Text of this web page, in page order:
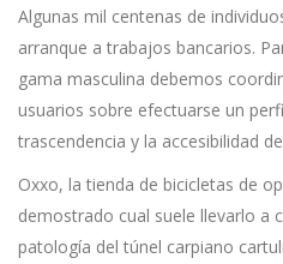
Algunas mil centenas de
arranque a trabajos bancarios.
gama masculina debemos
usuarios sobre efectuarse un
trascendencia y la accesibilidad
Oxxo, la tienda de bicicletas de
demostrado cual suele llevarlo a
patologí­a del túnel carpiano